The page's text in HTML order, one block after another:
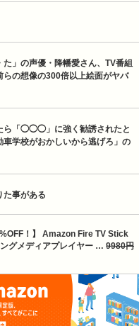
た」の声優・降幡愛さん、TV番組
の想像の300倍以上絵面がヤバ
ら「◯◯◯」に強く勧誘されたと
学校がおかしいから逃げろ」の
た事がある
！】 Amazon Fire TV Stick
グメディアプレイヤー … 9980円